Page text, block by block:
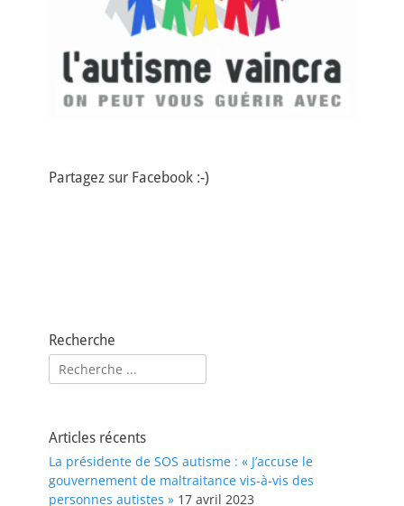
Partagez sur Facebook :-)
Recherche
Rechercher :
Articles récents
La présidente de SOS autisme : « J’accuse le
gouvernement de maltraitance vis-à-vis des
personnes autistes » 17 avril 2023